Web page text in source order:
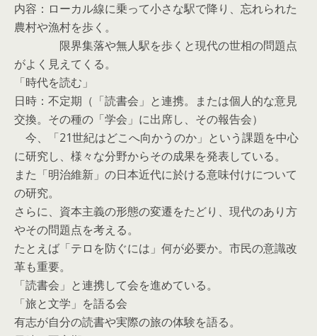
内容：ローカル線に乗って小さな駅で降り、忘れられた
農村や漁村を歩く。
限界集落や無人駅を歩くと現代の世相の問題点
がよく見えてくる。
「時代を読む」
日時：不定期（「読書会」と連携。または個人的な意見
交換。その種の「学会」に出席し、その報告会）
今、「21世紀はどこへ向かうのか」という課題を中心
に研究し、様々な分野からその成果を発表している。
また「明治維新」の日本近代に於ける意味付けについて
の研究。
さらに、資本主義の形態の変遷をたどり、現代のあり方
やその問題点を考える。
たとえば「テロを防ぐには」何が必要か。市民の意識改
革も重要。
「読書会」と連携して会を進めている。
「旅と文学」を語る会
有志が自分の読書や実際の旅の体験を語る。